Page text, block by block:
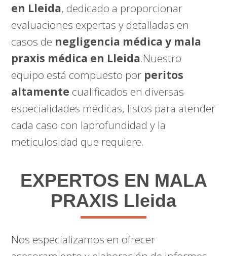
en Lleida, dedicado a proporcionar
evaluaciones expertas y detalladas en
casos de negligencia médica y mala
praxis médica en Lleida.Nuestro
equipo está compuesto por peritos
altamente cualificados en diversas
especialidades médicas, listos para atender
cada caso con laprofundidad y la
meticulosidad que requiere.
EXPERTOS EN MALA
PRAXIS Lleida
Nos especializamos en ofrecer